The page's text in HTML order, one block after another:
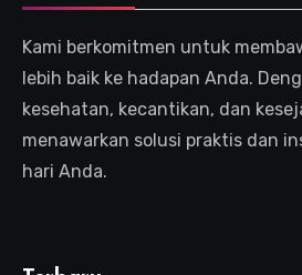
Kami berkomitmen untuk
lebih baik ke hadapan Anda.
kesehatan, kecantikan, dan
menawarkan solusi praktis dan
hari Anda.